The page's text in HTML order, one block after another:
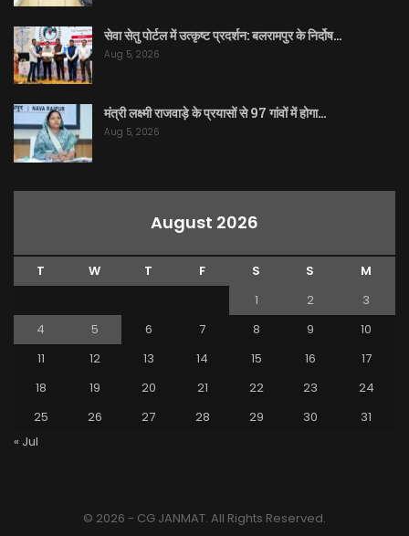
सेवा सेतु पोर्टल में उत्कृष्ट प्रदर्शन: बलरामपुर के निर्दोष…
Aug 5, 2026
मंत्री लक्ष्मी राजवाड़े के प्रयासों से 97 गांवों में होगा…
Aug 5, 2026
August 2026
T W T F S S
M
1
2
3
4
5 6 7 8 9
10
11
12 13 14 15 16
17
18
19 20 21 22 23
24
25
26 27 28 29 30
31
« Jul
© 2026 - CG JANMAT. All Rights Reserved.